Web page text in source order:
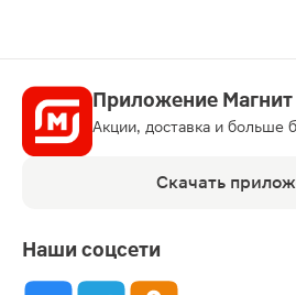
Приложение Магнит
Акции, доставка и больше
Скачать
Наши соцсети